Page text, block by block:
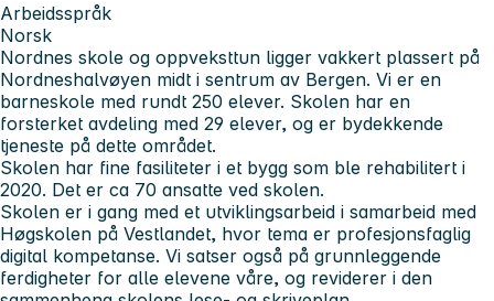
Arbeidsspråk
Norsk
Nordnes skole og oppveksttun ligger vakkert plassert på
Nordneshalvøyen midt i sentrum av Bergen. Vi er en
barneskole med rundt 250 elever. Skolen har en
forsterket avdeling med 29 elever, og er bydekkende
tjeneste på dette området.
Skolen har fine fasiliteter i et bygg som ble rehabilitert i
2020. Det er ca 70 ansatte ved skolen.
Skolen er i gang med et utviklingsarbeid i samarbeid med
Høgskolen på Vestlandet, hvor tema er profesjonsfaglig
digital kompetanse. Vi satser også på grunnleggende
ferdigheter for alle elevene våre, og reviderer i den